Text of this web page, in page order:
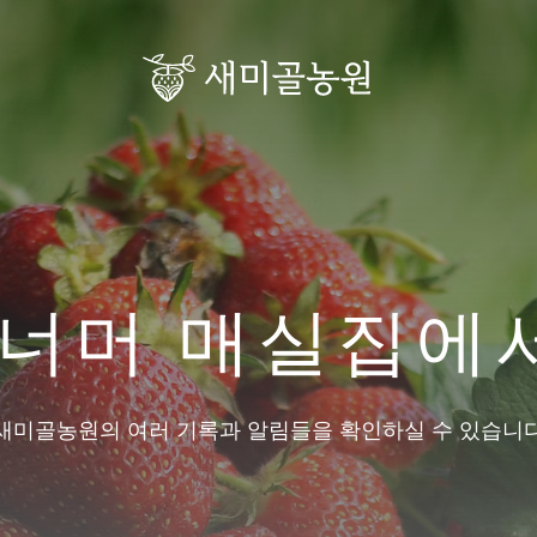
머 매실집에
미골농원의 여러 기록과 알림들을 확인하실 수 있습니